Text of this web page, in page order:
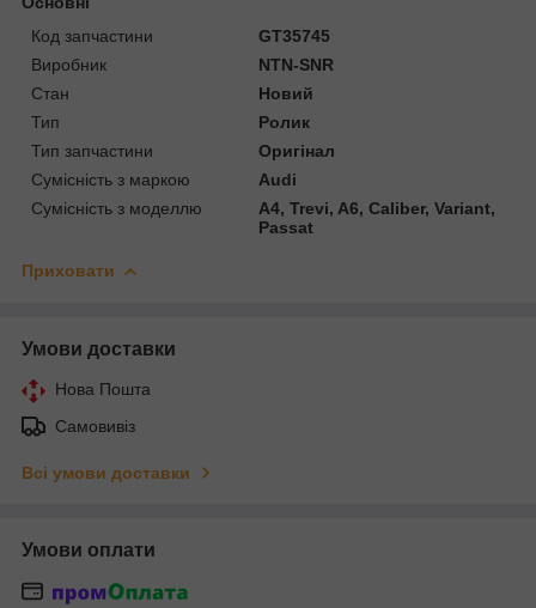
Код запчастини
GT35745
Виробник
NTN-SNR
Стан
Новий
Тип
Ролик
Тип запчастини
Оригінал
Сумісність з маркою
Audi
Сумісність з моделлю
A4, Trevi, A6, Caliber, Variant,
Passat
Приховати
Умови доставки
Нова Пошта
Самовивіз
Всі умови доставки
Умови оплати